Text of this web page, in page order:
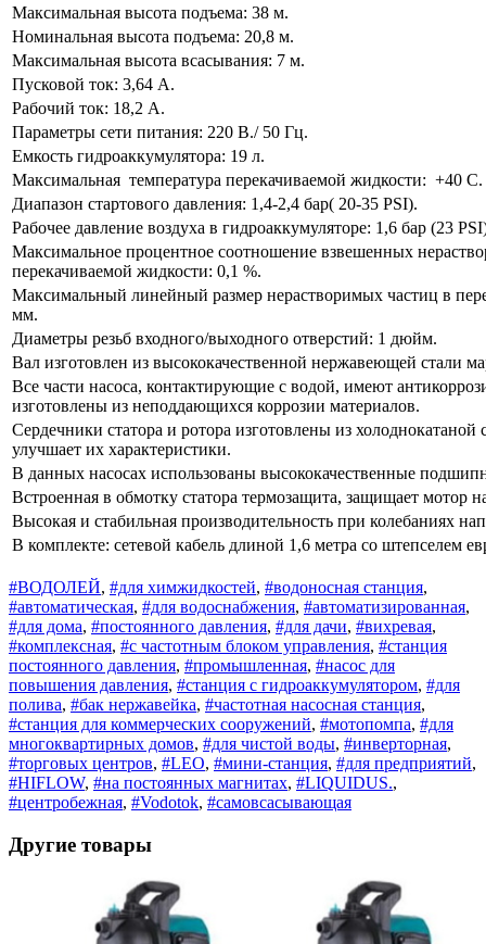
Максимальная высота подъема: 38 м.
Номинальная высота подъема: 20,8 м.
Максимальная высота всасывания: 7 м.
Пусковой ток: 3,64 А.
Рабочий ток: 18,2 А.
Параметры сети питания: 220 В./ 50 Гц.
Емкость гидроаккумулятора: 19 л.
Максимальная температура перекачиваемой жидкости: +40 С.
Диапазон стартового давления: 1,4-2,4 бар( 20-35 PSI).
Рабочее давление воздуха в гидроаккумуляторе: 1,6 бар (23
Максимальное процентное соотношение взвешенных
перекачиваемой жидкости: 0,1 %.
Максимальный линейный размер нерастворимых частиц в
мм.
Диаметры резьб входного/выходного отверстий: 1 дюйм.
Вал изготовлен из высококачественной нержавеющей стали
Все части насоса, контактирующие с водой, имеют
изготовлены из неподдающихся коррозии материалов.
Сердечники статора и ротора изготовлены из холоднокатаной
улучшает их характеристики.
В данных насосах использованы высококачественные
Встроенная в обмотку статора термозащита, защищает мотор
Высокая и стабильная производительность при колебаниях
В комплекте: сетевой кабель длиной 1,6 метра со штепселем
#ВОДОЛЕЙ, #для химжидкостей, #водоносная станция,
#автоматическая, #для водоснабжения, #автоматизированная,
#для дома, #постоянного давления, #для дачи, #вихревая,
#комплексная, #с частотным блоком управления, #станция
постоянного давления, #промышленная, #насос для
повышения давления, #станция с гидроаккумулятором, #для
полива, #бак нержавейка, #частотная насосная станция,
#станция для коммерческих сооружений, #мотопомпа, #для
многоквартирных домов, #для чистой воды, #инверторная,
#торговых центров, #LEO, #мини-станция, #для предприятий,
#HIFLOW, #на постоянных магнитах, #LIQUIDUS.,
#центробежная, #Vodotok, #самовсасывающая
Другие товары